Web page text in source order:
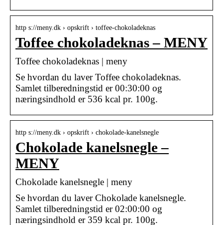
http s://meny.dk › opskrift › toffee-chokoladeknas
Toffee chokoladeknas – MENY
Toffee chokoladeknas | meny
Se hvordan du laver Toffee chokoladeknas.
Samlet tilberedningstid er 00:30:00 og
næringsindhold er 536 kcal pr. 100g.
http s://meny.dk › opskrift › chokolade-kanelsnegle
Chokolade kanelsnegle –
MENY
Chokolade kanelsnegle | meny
Se hvordan du laver Chokolade kanelsnegle.
Samlet tilberedningstid er 02:00:00 og
næringsindhold er 359 kcal pr. 100g.